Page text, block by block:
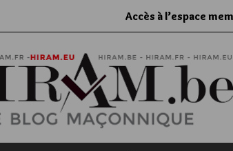
Accès à l’espace